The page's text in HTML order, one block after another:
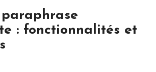
: fonctionnalités et